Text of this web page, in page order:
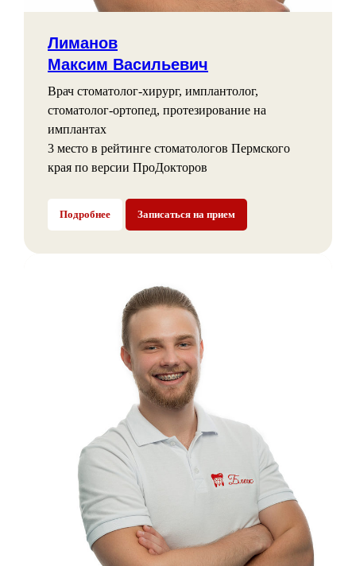
Лиманов
Максим Васильевич
Врач стоматолог-хирург, имплантолог,
стоматолог-ортопед, протезирование на
имплантах
3 место в рейтинге стоматологов Пермского
края по версии ПроДокторов
Подробнее Записаться на прием